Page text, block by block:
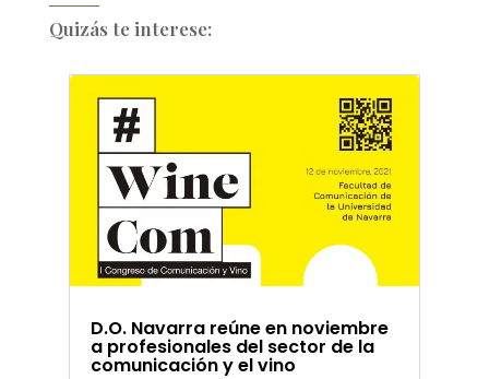
Quizás te interese:
D.O. Navarra reúne en noviembre
a profesionales del sector de la
comunicación y el vino